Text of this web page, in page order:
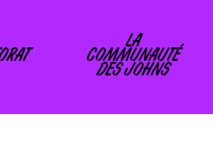
LA
COMMUNAUTÉ
DES JOHNS